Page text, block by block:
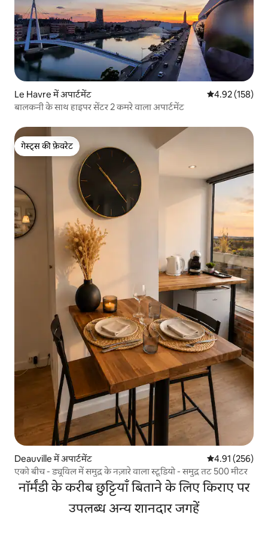
Le Havre में अपार्टमेंट औसत रेटिंग 5 में से
4.92 (158)
बालकनी के साथ हाइपर सेंटर 2 कमरे वाला अपार्टमेंट
गेस्ट्स की फ़ेवरेट
गेस्ट्स की फ़ेवरेट
Deauville में अपार्टमेंट औसत रेटिंग 5 में से
4.91 (256)
एको बीच - ड्यूविल में समुद्र के नज़ारे वाला स्टूडियो - समुद्र तट 500 मीटर
नॉर्मंडी के करीब छुट्टियाँ बिताने के लिए किराए पर
उपलब्ध अन्य शानदार जगहें